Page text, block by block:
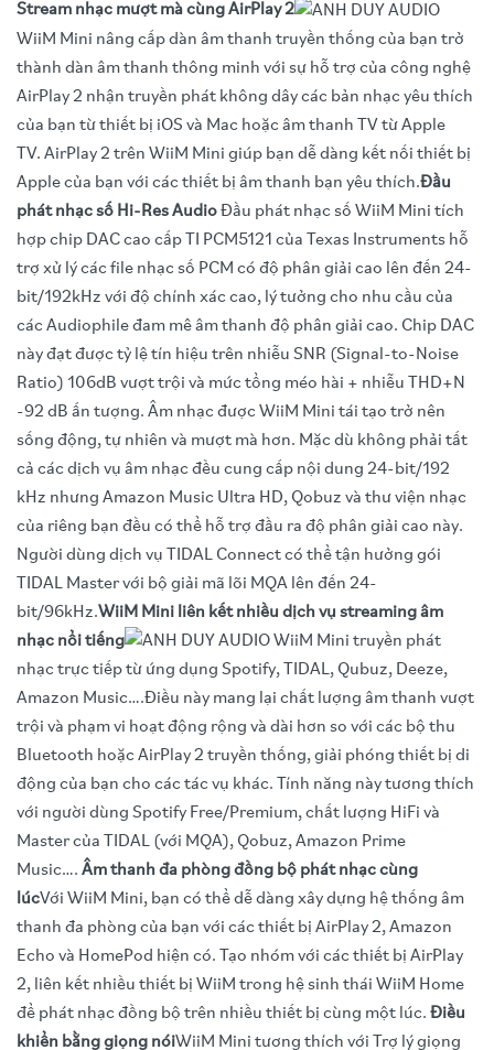
Stream nhạc mượt mà cùng AirPlay 2
WiiM Mini nâng cấp dàn âm thanh truyền thống của bạn trở
thành dàn âm thanh thông minh với sự hỗ trợ của công nghệ
AirPlay 2 nhận truyền phát không dây các bản nhạc yêu thích
của bạn từ thiết bị iOS và Mac hoặc âm thanh TV từ Apple
TV. AirPlay 2 trên WiiM Mini giúp bạn dễ dàng kết nối thiết bị
Apple của bạn với các thiết bị âm thanh bạn yêu thích.Đầu
phát nhạc số Hi-Res AudioĐầu phát nhạc số WiiM Mini tích
hợp chip DAC cao cấp TI PCM5121 của Texas Instruments hỗ
trợ xử lý các file nhạc số PCM có độ phân giải cao lên đến 24-
bit/192kHz với độ chính xác cao, lý tưởng cho nhu cầu của
các Audiophile đam mê âm thanh độ phân giải cao. Chip DAC
này đạt được tỷ lệ tín hiệu trên nhiễu SNR (Signal-to-Noise
Ratio) 106dB vượt trội và mức tổng méo hài + nhiễu THD+N
-92 dB ấn tượng. Âm nhạc được WiiM Mini tái tạo trở nên
sống động, tự nhiên và mượt mà hơn. Mặc dù không phải tất
cả các dịch vụ âm nhạc đều cung cấp nội dung 24-bit/192
kHz nhưng Amazon Music Ultra HD, Qobuz và thư viện nhạc
của riêng bạn đều có thể hỗ trợ đầu ra độ phân giải cao này.
Người dùng dịch vụ TIDAL Connect có thể tận hưởng gói
TIDAL Master với bộ giải mã lõi MQA lên đến 24-
bit/96kHz.WiiM Mini liên kết nhiều dịch vụ streaming âm
nhạc nổi tiếng
WiiM Mini truyền phát
nhạc trực tiếp từ ứng dụng Spotify, TIDAL, Qubuz, Deeze,
Amazon Music….Điều này mang lại chất lượng âm thanh vượt
trội và phạm vi hoạt động rộng và dài hơn so với các bộ thu
Bluetooth hoặc AirPlay 2 truyền thống, giải phóng thiết bị di
động của bạn cho các tác vụ khác. Tính năng này tương thích
với người dùng Spotify Free/Premium, chất lượng HiFi và
Master của TIDAL (với MQA), Qobuz, Amazon Prime
Music…. Âm thanh đa phòng đồng bộ phát nhạc cùng
lúcVới WiiM Mini, bạn có thể dễ dàng xây dựng hệ thống âm
thanh đa phòng của bạn với các thiết bị AirPlay 2, Amazon
Echo và HomePod hiện có. Tạo nhóm với các thiết bị AirPlay
2, liên kết nhiều thiết bị WiiM trong hệ sinh thái WiiM Home
để phát nhạc đồng bộ trên nhiều thiết bị cùng một lúc. Điều
khiển bằng giọng nóiWiiM Mini tương thích với Trợ lý giọng